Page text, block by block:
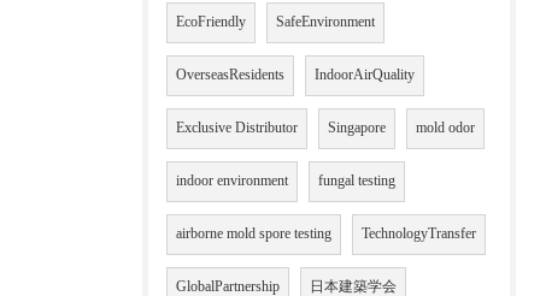
EcoFriendly SafeEnvironment
OverseasResidents IndoorAirQuality
Exclusive Distributor Singapore mold odor
indoor environment fungal testing
airborne mold spore testing TechnologyTransfer
GlobalPartnership 日本建築学会